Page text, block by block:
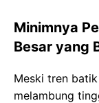
Minimnya
Besar yang
Meski tren
melambung